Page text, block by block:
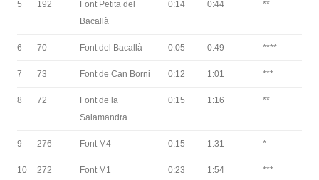
5 192
Font Petita del
Bacallà
0:14 0:44 **
6 70 Font del Bacallà 0:05 0:49 ****
7 73 Font de Can Borni 0:12 1:01 ***
8 72
Font de la
Salamandra
0:15 1:16 **
9 276 Font M4 0:15 1:31 *
10 272 Font M1 0:23 1:54 ***